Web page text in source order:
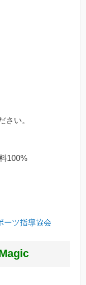
さい。
100%
ーツ指導協会